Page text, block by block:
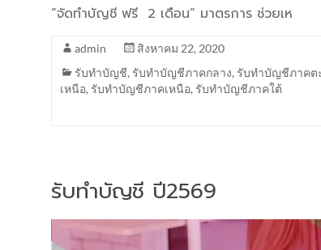
“จัดทำบัญชี ฟรี 2 เดือน” มาตรการ ช่วยเห
admin
สิงหาคม 22, 2020
รับทำบัญชี, รับทำบัญชีภาคกลาง, รับทำบัญชีภาคต
เหนือ, รับทำบัญชีภาคเหนือ, รับทำบัญชีภาคใต้
รับทำบัญชี ปี2569